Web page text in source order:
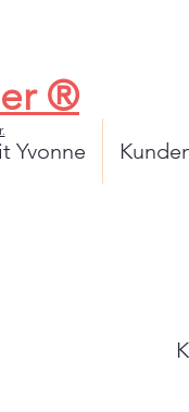
®
Yvonne